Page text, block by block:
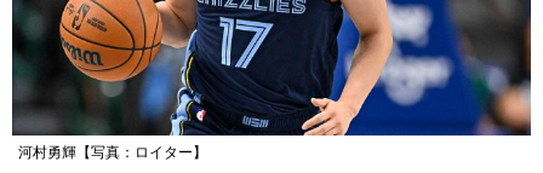
河村勇輝【写真：ロイター】